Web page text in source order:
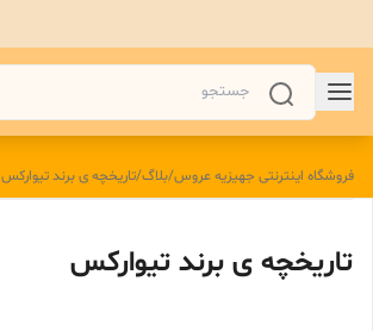
فروشگاه اینترنتی جهیزیه عروس/بلاگ/تاریخچه ی برند تیوارکس
تاریخچه ی برند تیوارکس